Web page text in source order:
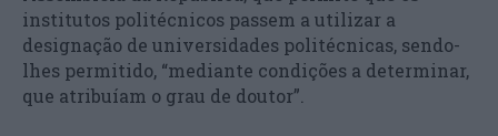
institutos politécnicos passem a utilizar a
designação de universidades politécnicas, sendo-
lhes permitido, “mediante condições a determinar,
que atribuíam o grau de doutor”.